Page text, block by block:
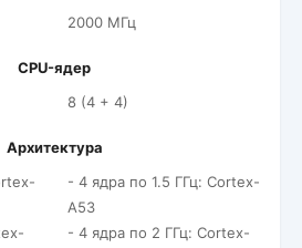
2000 МГц
CPU-ядер
8 (4 + 4)
Архитектура
- 4 ядра по 1.5 ГГц: Cortex-
A53
- 4 ядра по 2 ГГц: Cortex-